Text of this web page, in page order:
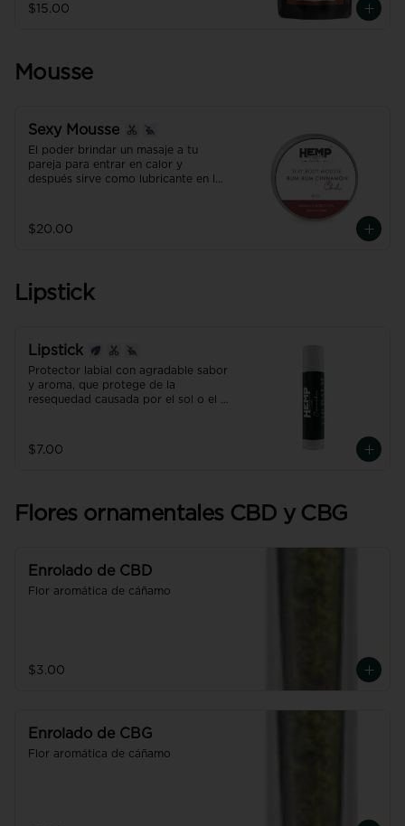
Recibe lo mejor de ambos mundos...
CBG.
$15.00
Mousse
Sexy Mousse
El poder brindar un masaje a tu
pareja para entrar en calor y
después sirve como lubricante en las
$20.00
Lipstick
Lipstick
Protector labial con agradable sabor
y aroma, que protege de la
resequedad causada por el sol o el
$7.00
Flores ornamentales CBD y CBG
Enrolado de CBD
Flor aromática de cáñamo
$3.00
Enrolado de CBG
Flor aromática de cáñamo